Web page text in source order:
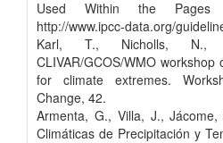
Used Within the Pages
http://www.ipcc-data.org/
Karl, T., Nicholls, N.,
CLIVAR/GCOS/WMO
for climate extremes.
Change, 42.
Armenta, G., Villa, J.,
Climáticas de Precipitación y